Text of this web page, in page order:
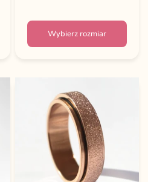
Wybierz rozmiar